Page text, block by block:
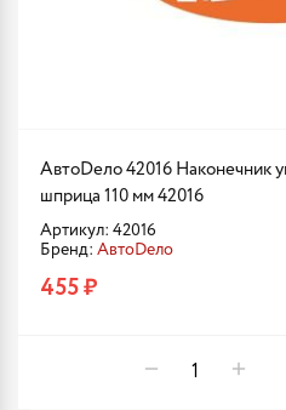
АвтоDело 42016 Наконечник
шприца 110 мм 42016
Артикул: 42016
Бренд: АвтоDело
455 ₽